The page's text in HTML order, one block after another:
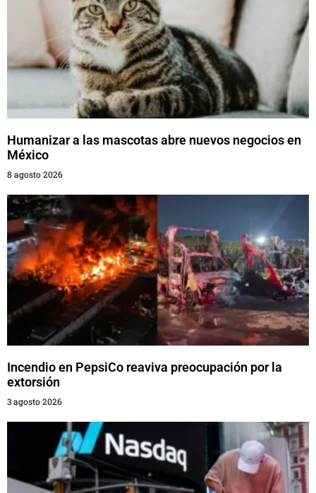
Humanizar a las mascotas abre nuevos negocios en
México
8 agosto 2026
Incendio en PepsiCo reaviva preocupación por la
extorsión
3 agosto 2026